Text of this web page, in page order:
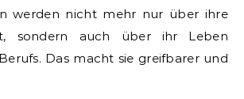
werden nicht mehr nur über ihre
sondern auch über ihr Leben
Das macht sie greifbarer und